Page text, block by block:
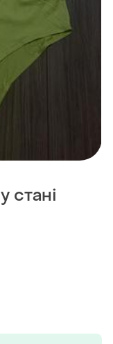
стані